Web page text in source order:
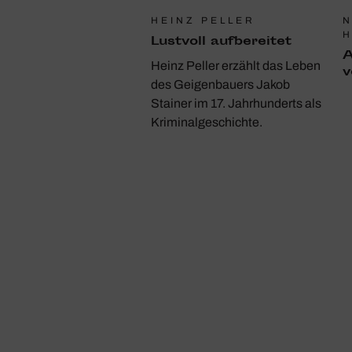
HEINZ PELLER
Lust­voll aufbe­reitet
Heinz Peller erzählt das Leben
des Geigenbauers Jakob
Stainer im 17. Jahrhunderts als
Kriminalgeschichte.